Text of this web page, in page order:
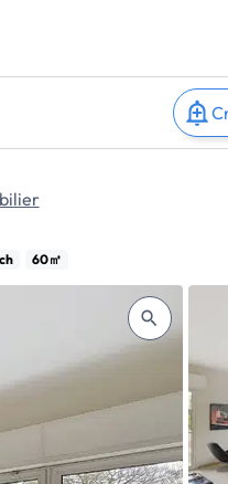
60㎡